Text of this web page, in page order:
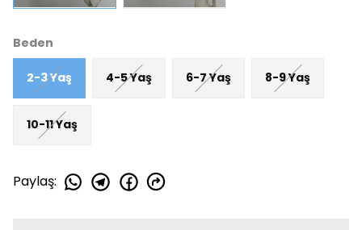
Beden
2-3 Yaş 4-5 Yaş 6-7 Yaş 8-9 Yaş
10-11 Yaş
Paylaş: